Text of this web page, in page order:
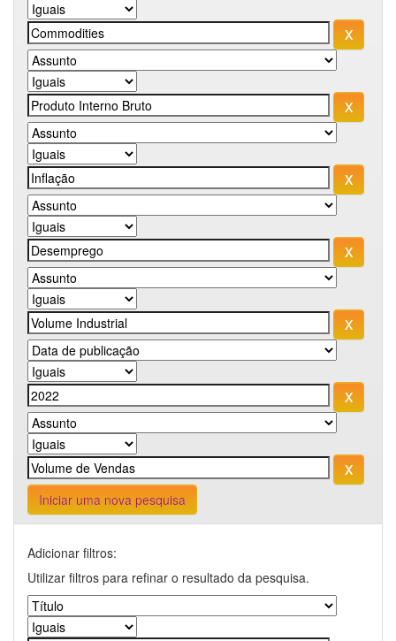
Iniciar uma nova pesquisa
Adicionar filtros:
Utilizar filtros para refinar o resultado da pesquisa.